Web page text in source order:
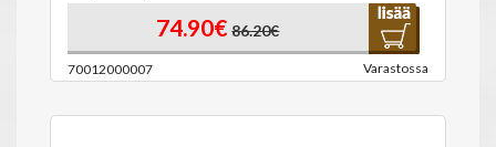
74.90€ 86.20€
70012000007 Varastossa